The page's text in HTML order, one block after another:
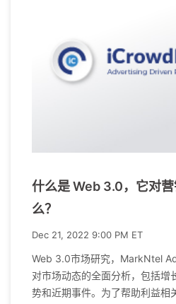
什么是 Web 3.0，它对
么？
Dec 21, 2022 9:00 PM ET
Web 3.0市场研究，MarkNtel
对市场动态的全面分析，包括增
势和近期事件。为了帮助利益相